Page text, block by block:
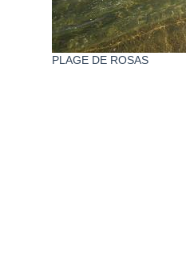
PLAGE DE ROSAS